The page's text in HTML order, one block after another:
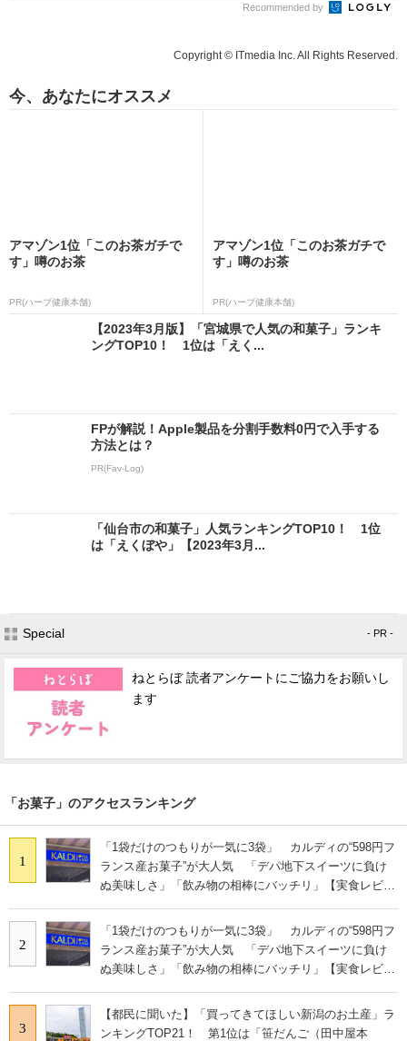
Recommended by
Copyright © ITmedia Inc. All Rights Reserved.
今、あなたにオススメ
アマゾン1位「このお茶ガチで
す」噂のお茶
PR(ハーブ健康本舗)
アマゾン1位「このお茶ガチで
す」噂のお茶
PR(ハーブ健康本舗)
【2023年3月版】「宮城県で人気の和菓子」ランキ
ングTOP10！ 1位は「えく...
FPが解説！Apple製品を分割手数料0円で入手する
方法とは？
PR(Fav-Log)
「仙台市の和菓子」人気ランキングTOP10！ 1位
は「えくぼや」【2023年3月...
Special - PR -
ねとらぼ 読者アンケートにご協力をお願いし
ます
「お菓子」のアクセスランキング
1
「1袋だけのつもりが一気に3袋」 カルディの“598円フ
ランス産お菓子”が大人気 「デパ地下スイーツに負け
ぬ美味しさ」「飲み物の相棒にバッチリ」【実食レビュ
2
「1袋だけのつもりが一気に3袋」 カルディの“598円フ
ランス産お菓子”が大人気 「デパ地下スイーツに負け
ぬ美味しさ」「飲み物の相棒にバッチリ」【実食レビュ
3
【都民に聞いた】「買ってきてほしい新潟のお土産」ラ
ンキングTOP21！ 第1位は「笹だんご（田中屋本